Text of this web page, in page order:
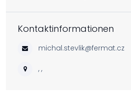
Kontaktinformationen
michal.stevlik@fermat.cz
, ,